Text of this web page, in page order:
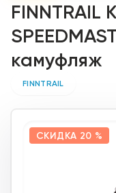
FINNTRAIL
камуфляж
FINNTRAIL
СКИДКА 20 %